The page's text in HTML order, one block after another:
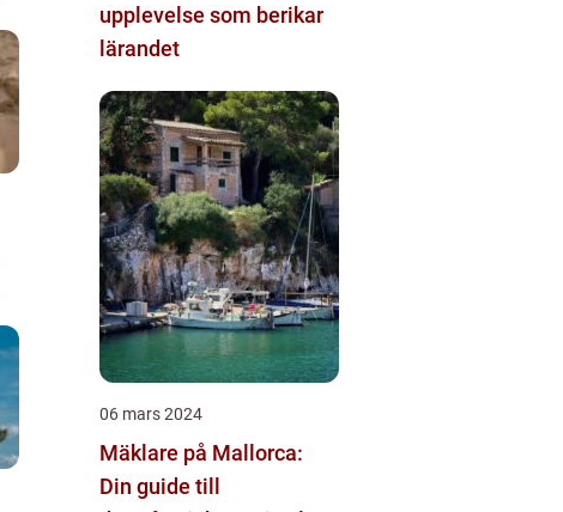
upplevelse som berikar
lärandet
06 mars 2024
Mäklare på Mallorca:
Din guide till